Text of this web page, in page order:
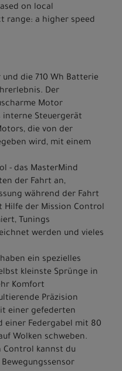
on local
range: a higher speed
die 710 Wh Batterie
Der
Motor
interne Steuergerät
die von der
wird, mit einem
- das MasterMind
der Fahrt an,
während der Fahrt
Hilfe der Mission Control
Tunings
werden und vieles
ein spezielles
kleinste Sprünge in
Komfort
Präzision
einer gefederten
einer Federgabel mit 80
Wolken schweben.
Control kannst du